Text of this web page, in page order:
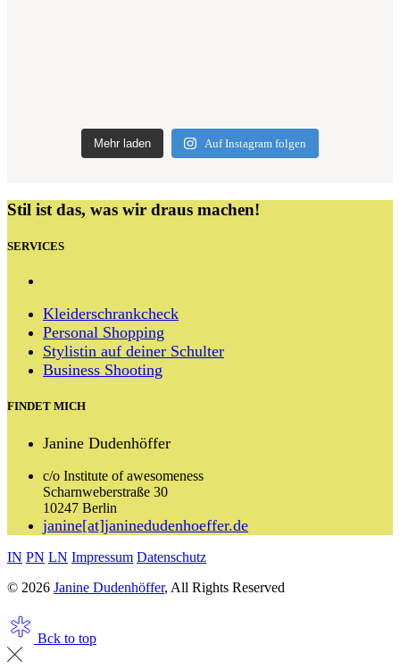
Mehr laden Auf Instagram folgen
Stil ist das, was wir draus machen!
SERVICES
Kleiderschrankcheck
Personal Shopping
Stylistin auf deiner Schulter
Business Shooting
FINDET MICH
Janine Dudenhöffer
c/o Institute of awesomeness
Scharnweberstraße 30
10247 Berlin
janine[at]janinedudenhoeffer.de
IN PN LN Impressum Datenschutz
© 2026 Janine Dudenhöffer, All Rights Reserved
Bck to top